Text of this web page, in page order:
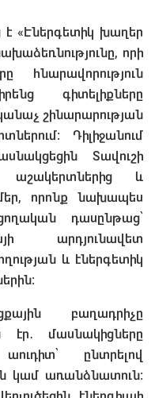
է «Էներգետիկ խաղեր
որի
հնարավորություն
գիտելիքները
շինարարության
Դիլիջանում
Տավուշի
և
որոնք նախապես
դասընթաց՝
արդյունավետ
և էներգետիկ
բաղադրիչը
մասնակիցները
ընտրելով
կամ առանձնատուն։